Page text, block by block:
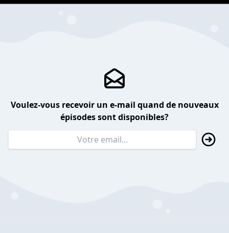
Voulez-vous recevoir un e-mail quand de nouveaux
épisodes sont disponibles?